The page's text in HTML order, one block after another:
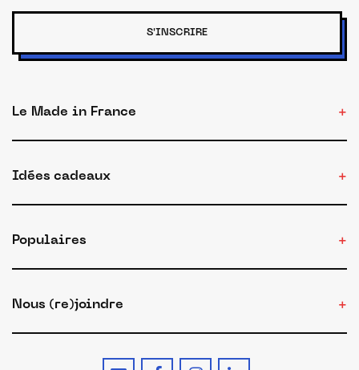
S'INSCRIRE
Le Made in France
Idées cadeaux
Populaires
Nous (re)joindre